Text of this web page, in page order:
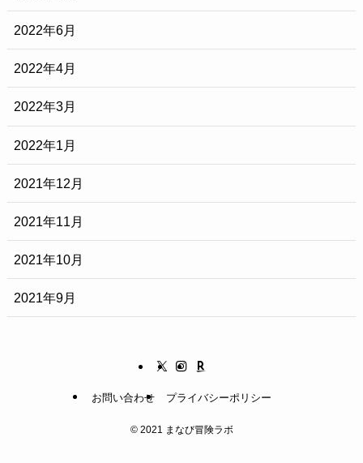
2022年6月
2022年4月
2022年3月
2022年1月
2021年12月
2021年11月
2021年10月
2021年9月
お問い合わせ プライバシーポリシー
©2021 まなび冒険ラボ